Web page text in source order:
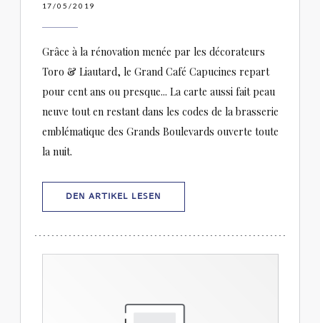
17/05/2019
Grâce à la rénovation menée par les décorateurs
Toro & Liautard, le Grand Café Capucines repart
pour cent ans ou presque... La carte aussi fait peau
neuve tout en restant dans les codes de la brasserie
emblématique des Grands Boulevards ouverte toute
la nuit.
DEN ARTIKEL LESEN